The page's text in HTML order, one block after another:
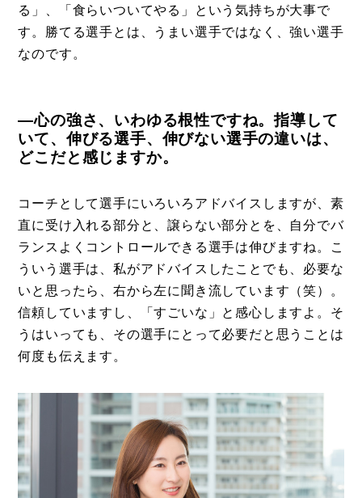
る」、「食らいついてやる」という気持ちが大事で
す。勝てる選手とは、うまい選手ではなく、強い選手
なのです。
―心の強さ、いわゆる根性ですね。指導して
いて、伸びる選手、伸びない選手の違いは、
どこだと感じますか。
コーチとして選手にいろいろアドバイスしますが、素
直に受け入れる部分と、譲らない部分とを、自分でバ
ランスよくコントロールできる選手は伸びますね。こ
ういう選手は、私がアドバイスしたことでも、必要な
いと思ったら、右から左に聞き流しています（笑）。
信頼していますし、「すごいな」と感心しますよ。そ
うはいっても、その選手にとって必要だと思うことは
何度も伝えます。